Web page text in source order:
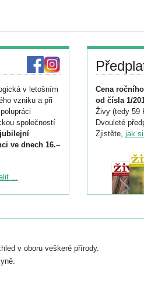
v letošním
vzniku a při
společností
jubilejní
ve dnech 16.–
6. září.
nebo
...
Cena
od čísla 1/
Živy (tedy 59
Dvouleté
Zjistěte, jak
v oboru veškeré přírody.